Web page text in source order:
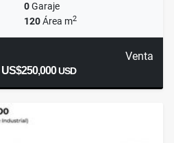
0Garaje
120Área m2
Venta
US$250,000USD